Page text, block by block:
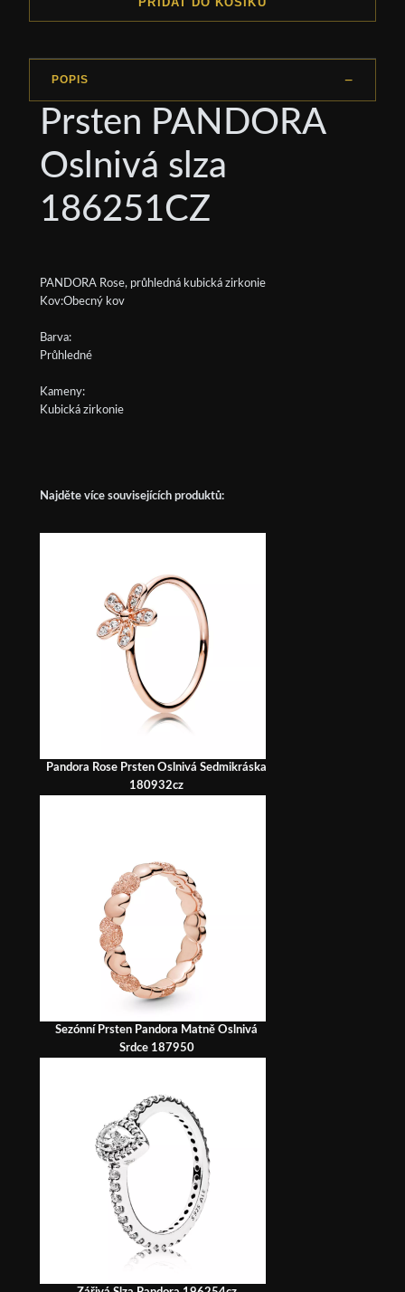
POPIS
Prsten PANDORA
Oslnivá slza
186251CZ
PANDORA Rose, průhledná kubická zirkonie
Kov:Obecný kov
Barva:
Průhledné
Kameny:
Kubická zirkonie
Najděte více souvisejících produktů:
Pandora Rose Prsten Oslnivá Sedmikráska
180932cz
Sezónní Prsten Pandora Matně Oslnivá
Srdce 187950